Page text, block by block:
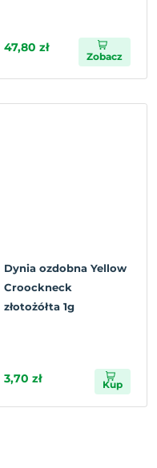
47,80 zł
Zobacz
Dynia ozdobna Yellow
Croockneck
złotożółta 1g
3,70 zł Kup